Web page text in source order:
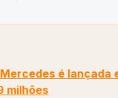
é
milhões